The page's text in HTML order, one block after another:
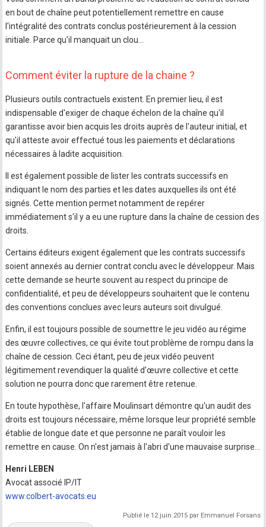
en bout de chaîne peut potentiellement remettre en cause
l'intégralité des contrats conclus postérieurement à la cession
initiale. Parce qu'il manquait un clou…
Comment éviter la rupture de la chaine ?
Plusieurs outils contractuels existent. En premier lieu, il est
indispensable d'exiger de chaque échelon de la chaîne qu'il
garantisse avoir bien acquis les droits auprès de l'auteur initial, et
qu'il atteste avoir effectué tous les paiements et déclarations
nécessaires à ladite acquisition.
Il est également possible de lister les contrats successifs en
indiquant le nom des parties et les dates auxquelles ils ont été
signés. Cette mention permet notamment de repérer
immédiatement s'il y a eu une rupture dans la chaîne de cession des
droits.
Certains éditeurs exigent également que les contrats successifs
soient annexés au dernier contrat conclu avec le développeur. Mais
cette demande se heurte souvent au respect du principe de
confidentialité, et peu de développeurs souhaitent que le contenu
des conventions conclues avec leurs auteurs soit divulgué.
Enfin, il est toujours possible de soumettre le jeu vidéo au régime
des œuvre collectives, ce qui évite tout problème de rompu dans la
chaîne de cession. Ceci étant, peu de jeux vidéo peuvent
légitimement revendiquer la qualité d'œuvre collective et cette
solution ne pourra donc que rarement être retenue.
En toute hypothèse, l'affaire Moulinsart démontre qu'un audit des
droits est toujours nécessaire, même lorsque leur propriété semble
établie de longue date et que personne ne paraît vouloir les
remettre en cause. On n'est jamais à l'abri d'une mauvaise surprise…
Henri LEBEN
Avocat associé IP/IT
www.colbert-avocats.eu
Publié le 12 juin 2015 par Emmanuel Forsans